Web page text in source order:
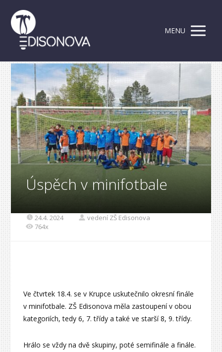
MENU
Úspěch v minifotbale
24.4. 2024
vedení ZŠ Edisonova
764x
Ve čtvrtek 18.4. se v Krupce uskutečnilo okresní finále
v minifotbale. ZŠ Edisonova měla zastoupení v obou
kategoriích, tedy 6, 7. třídy a také ve starší 8, 9. třídy.
Hrálo se vždy na dvě skupiny, poté semifinále a finále.